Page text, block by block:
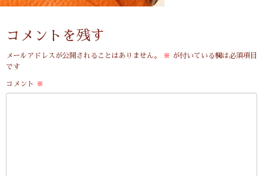
コメントを残す
メールアドレスが公開されることはありません。 ※ が付いている欄は必須項目
です
コメント ※